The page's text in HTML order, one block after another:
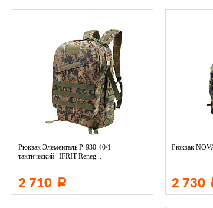
Рюкзак Элементаль Р-930-40/1
тактический "IFRIT Reneg...
2 710 Р
Рюкзак
2 730